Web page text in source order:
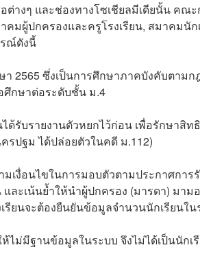
ต่างๆ และช่องทางโซเชียลมีเดียนั้น ค
มผู้ปกครองและครูโรงเรียน, สมาคมนัก
ณ์ดังนี้⁣
า 2565 ซึ่งเป็นการศึกษาภาคบังคับตาม
กษาต่อระดับชั้น ม.4
ด้รับรายงานตัวหยกไว้ก่อน เพื่อรักษาสิ
รปฐม ได้ปล่อยตัวในคดี ม.112)⁣
มเงื่อนไขในการมอบตัวตามประกาศการ
และเน้นย้ำให้นำผู้ปกครอง (มารดา) มา
รียนจะต้องยืนยันข้อมูลจำนวนนักเรียนใ
ไม่มีฐานข้อมูลในระบบ จึงไม่ได้เป็นนักเ